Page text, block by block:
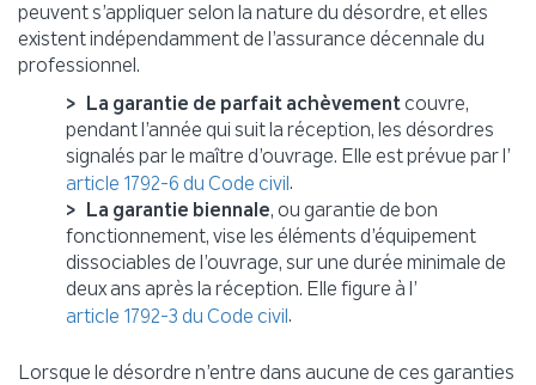
peuvent s’appliquer selon la nature du désordre, et elles
existent indépendamment de l’assurance décennale du
professionnel.
La garantie de parfait achèvementcouvre,
pendant l’année qui suit la réception, les désordres
signalés par le maître d’ouvrage. Elle est prévue par l’
article 1792-6 du Code civil.
La garantie biennale, ou garantie de bon
fonctionnement, vise les éléments d’équipement
dissociables de l’ouvrage, sur une durée minimale de
deux ans après la réception. Elle figure à l’
article 1792-3 du Code civil.
Lorsque le désordre n’entre dans aucune de ces garanties